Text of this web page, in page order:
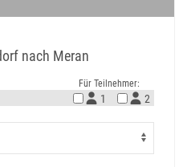
nach Meran
Für Teilnehmer:
1 2